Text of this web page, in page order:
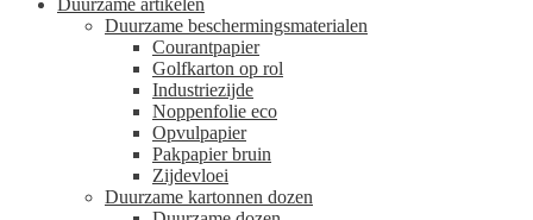
Duurzame artikelen
Duurzame beschermingsmaterialen
Courantpapier
Golfkarton op rol
Industriezijde
Noppenfolie eco
Opvulpapier
Pakpapier bruin
Zijdevloei
Duurzame kartonnen dozen